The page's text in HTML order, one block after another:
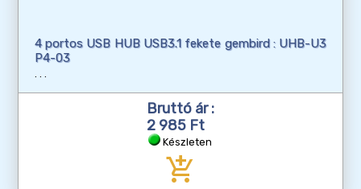
4 portos USB HUB USB3.1 fekete gembird : UHB-U3
P4-03
Bruttó ár :
2 985 Ft
Készleten
add_shopping_cart